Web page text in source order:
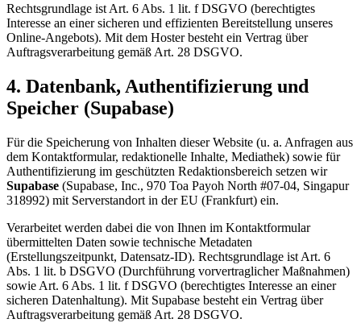
Rechtsgrundlage ist Art. 6 Abs. 1 lit. f DSGVO (berechtigtes
Interesse an einer sicheren und effizienten Bereitstellung unseres
Online-Angebots). Mit dem Hoster besteht ein Vertrag über
Auftragsverarbeitung gemäß Art. 28 DSGVO.
4. Datenbank, Authentifizierung und
Speicher (Supabase)
Für die Speicherung von Inhalten dieser Website (u. a. Anfragen aus
dem Kontaktformular, redaktionelle Inhalte, Mediathek) sowie für
Authentifizierung im geschützten Redaktionsbereich setzen wir
Supabase (Supabase, Inc., 970 Toa Payoh North #07-04, Singapur
318992) mit Serverstandort in der EU (Frankfurt) ein.
Verarbeitet werden dabei die von Ihnen im Kontaktformular
übermittelten Daten sowie technische Metadaten
(Erstellungszeitpunkt, Datensatz-ID). Rechtsgrundlage ist Art. 6
Abs. 1 lit. b DSGVO (Durchführung vorvertraglicher Maßnahmen)
sowie Art. 6 Abs. 1 lit. f DSGVO (berechtigtes Interesse an einer
sicheren Datenhaltung). Mit Supabase besteht ein Vertrag über
Auftragsverarbeitung gemäß Art. 28 DSGVO.